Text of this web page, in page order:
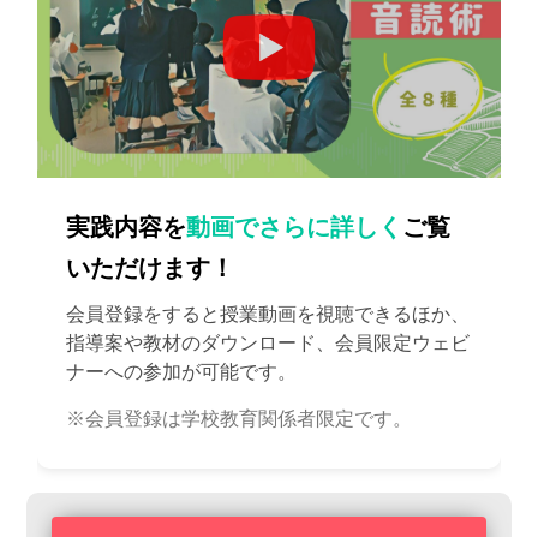
実践内容を動画でさらに詳しく ご覧
いただけます！
会員登録をすると授業動画を視聴できるほか、
指導案や教材のダウンロード、会員限定ウェビ
ナーへの参加が可能です。
※会員登録は学校教育関係者限定です。